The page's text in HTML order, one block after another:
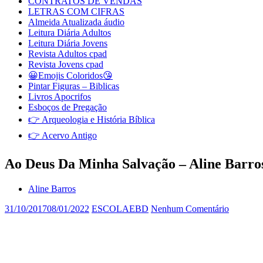
LETRAS COM CIFRAS
Almeida Atualizada áudio
Leitura Diária Adultos
Leitura Diária Jovens
Revista Adultos cpad
Revista Jovens cpad
😀Emojis Coloridos😘
Pintar Figuras – Biblicas
Livros Apocrifos
Esboços de Pregação
👉 Arqueologia e História Bíblica
👉 Acervo Antigo
Ao Deus Da Minha Salvação – Aline
Aline Barros
31/10/201708/01/2022 ESCOLAEBD Nenhum Comentário